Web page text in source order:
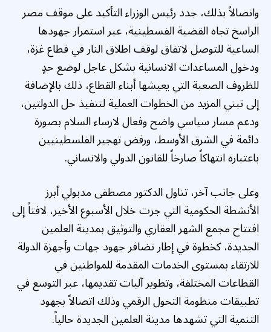
واتصالاً بذلك، جدد رئيس الوزراء التأكيد على موقف مصر
الراسخ تجاه القضية الفسطينية، عبر استمرار جهودها
الساعية للتوصل لاتفاق لوقف اطلاق النار في قطاع غزة،
ودخول المساعدات الانسانية بشكل عاجل لوضع حدٍ
للظروف الصعبة التي يعيشها أبناء القطاع، ذلك بالإضافة
إلى تبني المزيد من الخطوات العملية لتنفيذ حل الدولتين،
ودعم مسار سياسي واضح وفعال لارساء السلام بصورة
دائمة في الشرق الأوسط، ورفض تهجير الفلسطينيين
باعتباره انتهاكاً صارخاً للقانون الدولي والانساني.
وعلى جانب آخر، تناول الدكتور مصطفى مدبولي أبرز
الأنشطة الحكومية التي جرت خلال الأسبوع الأخير، لافتاً إلى
افتتاح مجمع الشهر العقاري والتوثيق بمدينة العلمين
الجديدة، كخطوة في إطار تضافر جهود جهات وأجهزة الدولة
للارتقاء بمستوى الخدمات المقدمة للمواطنين في
القطاعات المختلفة، وتطوير آليات تقديمها، عبر التوسع في
تطبيقات منظومة التحول الرقمي وذلك اتصالاً بجهود
التنمية التي تشهدها مدينة العلمين الجديدة حالياً.